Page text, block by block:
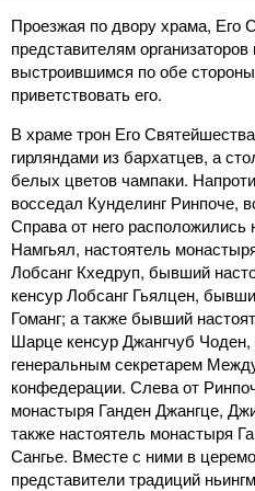
Проезжая по двору храма, Его
представителям
выстроившимся по обе
приветствовать его.
В храме трон Его
гирляндами из бархатцев, а
белых цветов чампаки.
восседал Кунделинг Ринпоче,
Справа от него расположились
Намгьял, настоятель
Лобсанг Кхедруп, бывший
кенсур Лобсанг Гьялцен,
Гоманг; а также бывший
Шарце кенсур Джангчуб
генеральным секретарем
конфедерации. Слева от
монастыря Ганден Джангце,
также настоятель монастыря
Сангье. Вместе с ними в
представители традиций